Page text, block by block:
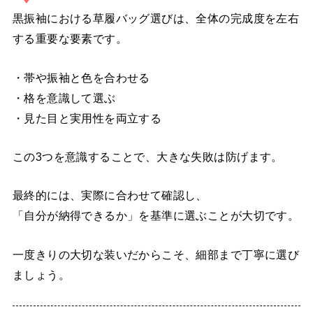
黒振袖における草履バッグ選びは、全体の完成度を左右
する重要な要素です。
・帯や振袖と色を合わせる
・格を意識して選ぶ
・見た目と実用性を両立する
この3つを意識することで、大きな失敗は防げます。
最終的には、実際に合わせて確認し、
「自分が納得できるか」を基準に選ぶことが大切です。
一度きりの大切な装いだからこそ、細部まで丁寧に選び
ましょう。